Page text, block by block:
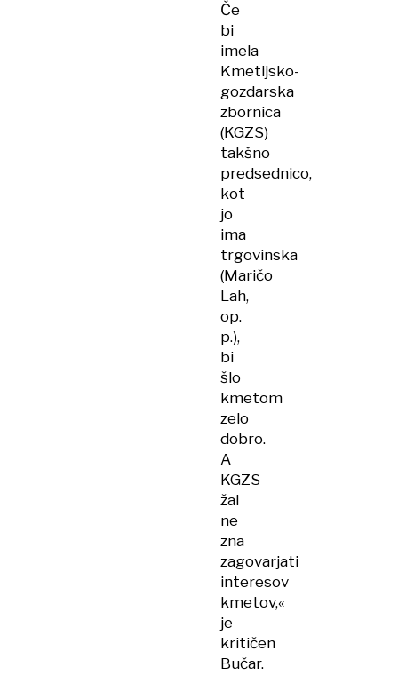
Če
bi
imela
Kmetijsko-
gozdarska
zbornica
(KGZS)
takšno
predsednico,
kot
jo
ima
trgovinska
(Maričo
Lah,
op.
p.),
bi
šlo
kmetom
zelo
dobro.
A
KGZS
žal
ne
zna
zagovarjati
interesov
kmetov,«
je
kritičen
Bučar.